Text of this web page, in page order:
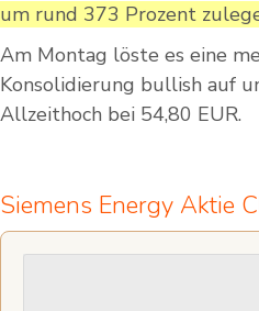
um rund 373 Prozent
Am Montag löste es eine
Konsolidierung bullish auf
Allzeithoch bei 54,80 EUR.
Siemens Energy Aktie